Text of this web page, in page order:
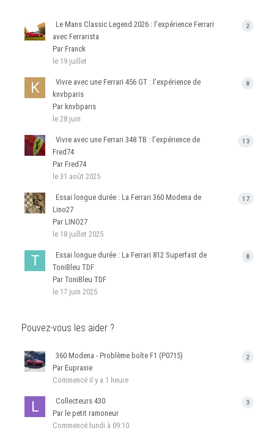
2
Le Mans Classic Legend 2026 : l'expérience Ferrari
avec Ferrarista
Par Franck
le 19 juillet
8
Vivre avec une Ferrari 456 GT : l’expérience de
knvbparis
Par knvbparis
le 28 juin
13
Vivre avec une Ferrari 348 TB : l’expérience de
Fred74
Par Fred74
le 31 août 2025
17
Essai longue durée : La Ferrari 360 Modena de
Lino27
Par LINO27
le 18 juillet 2025
8
Essai longue durée : La Ferrari 812 Superfast de
ToniBleu TDF
Par ToniBleu TDF
le 17 juin 2025
Pouvez-vous les aider ?
2
360 Modena - Problème boîte F1 (P0715)
Par Eupraxie
Commencé il y a 1 heure
3
Collecteurs 430
Par le petit ramoneur
Commencé lundi à 09:10